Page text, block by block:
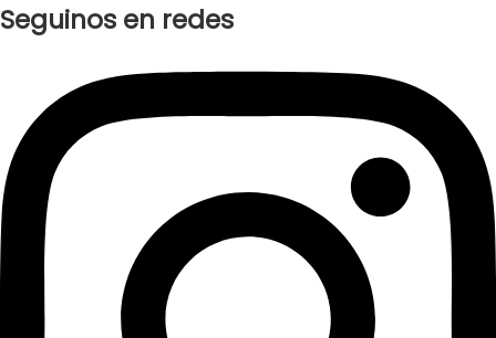
Seguinos en redes